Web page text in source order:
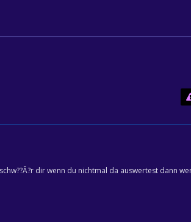
dir wenn du nichtmal da auswertest dann